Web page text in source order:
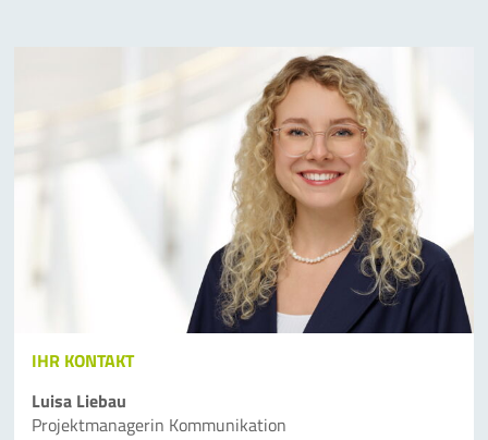
IHR KONTAKT
Luisa Liebau
Projektmanagerin Kommunikation